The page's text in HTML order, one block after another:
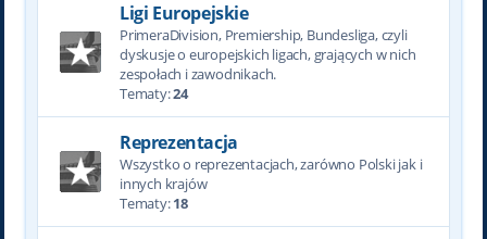
Ligi Europejskie
PrimeraDivision, Premiership, Bundesliga, czyli
dyskusje o europejskich ligach, grających w nich
zespołach i zawodnikach.
Tematy:24
Reprezentacja
Wszystko o reprezentacjach, zarówno Polski jak i
innych krajów
Tematy:18